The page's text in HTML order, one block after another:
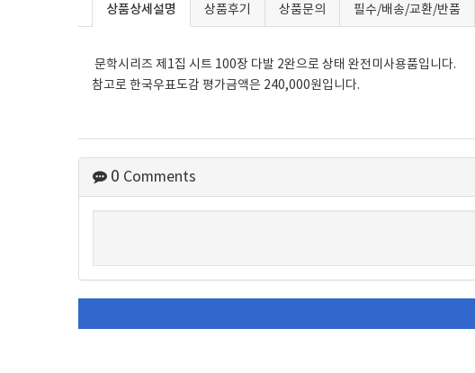
상품상세설명 상품후기 상품문의 필수/배송/교환/반품
문학시리즈 제1집 시트 100장 다발 2완으로 상태 완전미사용품입니다.
참고로 한국우표도감 평가금액은 240,000원입니다.
0 Comments